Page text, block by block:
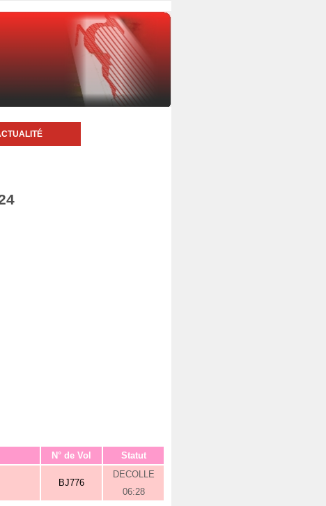
N° de Vol Statut
BJ776
DECOLLE
06:28